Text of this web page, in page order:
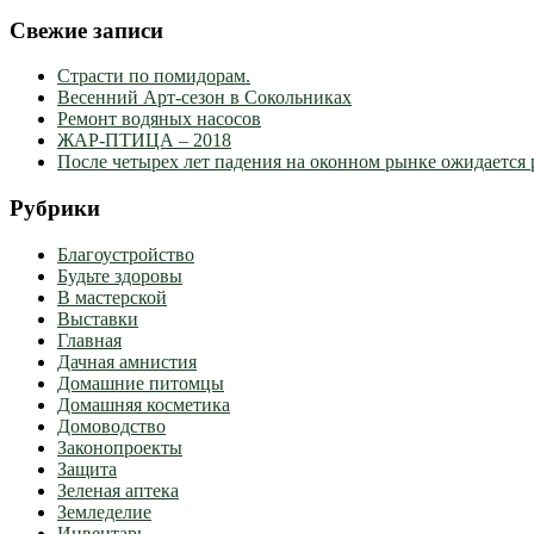
Свежие записи
Страсти по помидорам.
Весенний Арт-сезон в Сокольниках
Ремонт водяных насосов
ЖАР-ПТИЦА – 2018
После четырех лет падения на оконном рынке ожидается
Рубрики
Благоустройство
Будьте здоровы
В мастерской
Выставки
Главная
Дачная амнистия
Домашние питомцы
Домашняя косметика
Домоводство
Законопроекты
Защита
Зеленая аптека
Земледелие